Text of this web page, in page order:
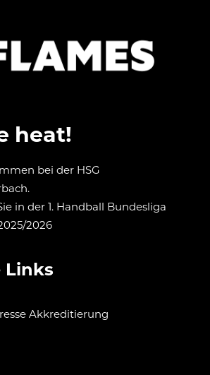
heat!
bei der HSG
in der 1. Handball Bundesliga
2026
Links
Akkreditierung